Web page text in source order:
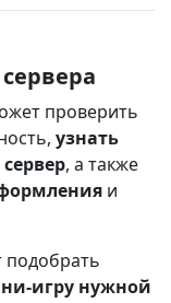
проверить
узнать
, а также
и
игру нужной